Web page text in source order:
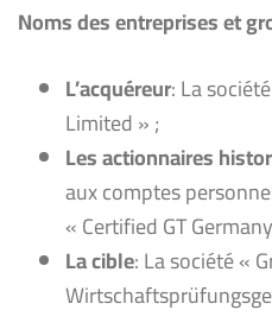
Noms des entreprises et
L’acquéreur: La
Limited » ;
Les actionnaires
aux comptes
« Certified GT
La cible: La société «